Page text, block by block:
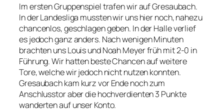
Im ersten Gruppenspiel trafen wir auf Gresaubach.
In der Landesliga mussten wir uns hier noch, nahezu
chancenlos, geschlagen geben. In der Halle verlief
es jedoch ganz anders. Nach wenigen Minuten
brachten uns Louis und Noah Meyer früh mit 2-0 in
Führung. Wir hatten beste Chancen auf weitere
Tore, welche wir jedoch nicht nutzen konnten.
Gresaubach kam kurz vor Ende noch zum
Anschlusstor aber die hochverdienten 3 Punkte
wanderten auf unser Konto.